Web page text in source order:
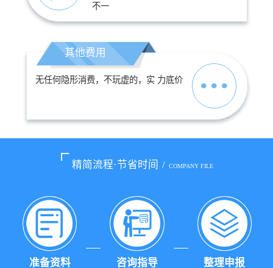
不一
其他费用
无任何隐形消费，不玩虚的，实 力底价
精简流程·节省时间 / COMPANY FILE
准备资料 咨询指导 整理申报